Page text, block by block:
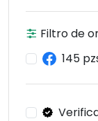
Filtro de
145